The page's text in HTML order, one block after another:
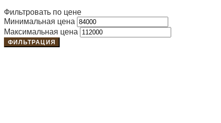
Фильтровать по цене
Минимальная цена
Максимальная цена
ФИЛЬТРАЦИЯ